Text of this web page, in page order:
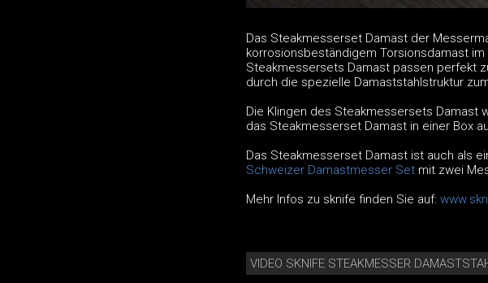
Das Steakmesserset Damast der
korrosionsbeständigem Torsionsdamast
Steakmessersets Damast passen perfekt
durch die spezielle Damaststahlstruktur
Die Klingen des Steakmessersets Damast
das Steakmesserset Damast in einer Box
Das Steakmesserset Damast ist auch als
Schweizer Damastmesser Setmit zwei
Mehr Infos zu sknife finden Sie auf:
VIDEO SKNIFE STEAKMESSER